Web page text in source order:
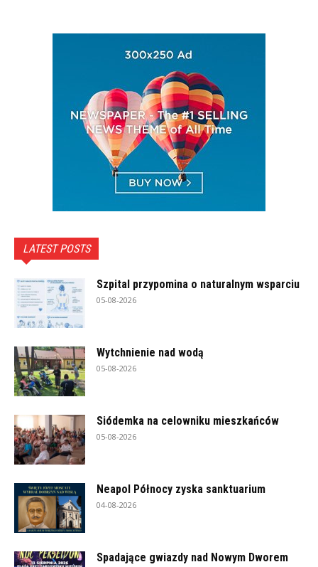
LATEST POSTS
Szpital przypomina o naturalnym wsparciu
05-08-2026
Wytchnienie nad wodą
05-08-2026
Siódemka na celowniku mieszkańców
05-08-2026
Neapol Północy zyska sanktuarium
04-08-2026
Spadające gwiazdy nad Nowym Dworem